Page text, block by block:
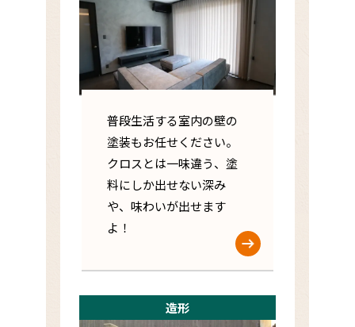
普段生活する室内の壁の
塗装もお任せください。
クロスとは一味違う、塗
料にしか出せない深み
や、味わいが出せます
よ！
造形